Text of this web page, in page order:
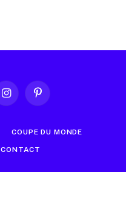
InstagramPinterest
COUPE DU MONDE
CONTACT